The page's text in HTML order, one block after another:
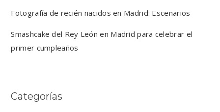
Fotografía de recién nacidos en Madrid: Escenarios
Smashcake del Rey León en Madrid para celebrar el
primer cumpleaños
Categorías